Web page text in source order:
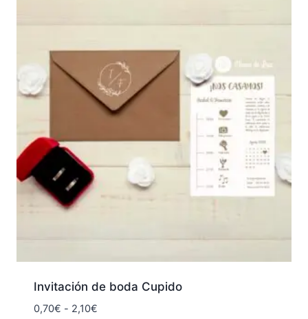
Invitación de boda Cupido
0,70€ - 2,10€Rango